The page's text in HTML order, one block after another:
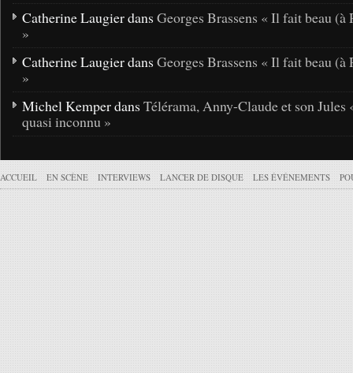
Catherine Laugier dans Georges Brassens « Il fait beau (à
»
Catherine Laugier dans Georges Brassens « Il fait beau (à
»
Michel Kemper dans Télérama, Anny-Claude et son Jules
quasi inconnu »
ACCUEIL EN SCÈNE INTERVIEWS LANCER DE DISQUE LES ÉVÉNEMENTS